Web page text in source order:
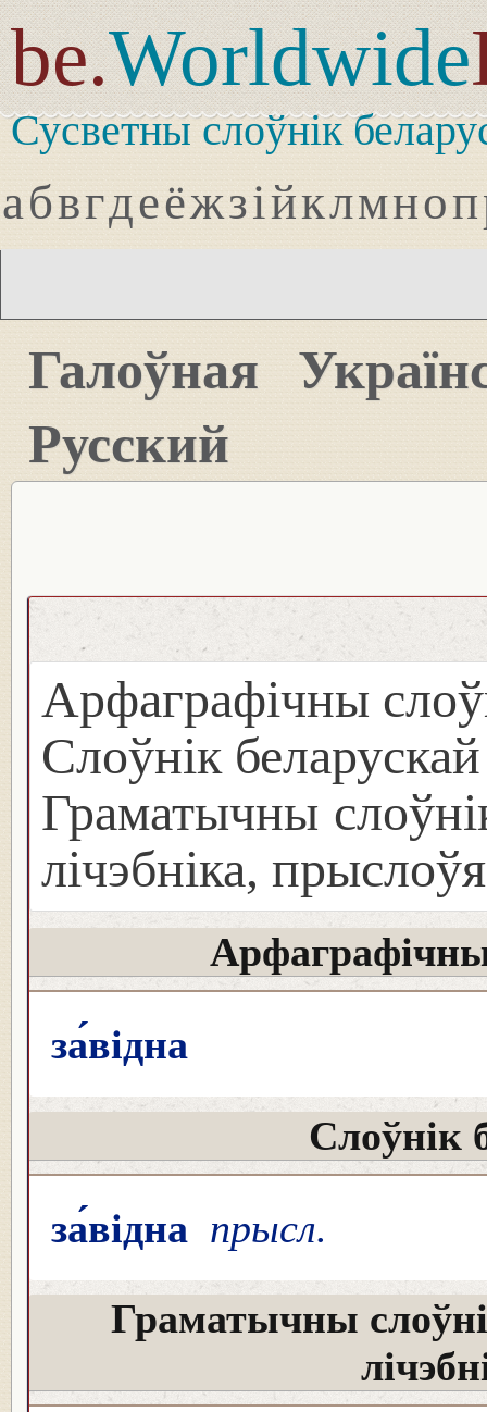
be.Worldwide
Сусветны слоўнік
абвгдеёжзійклмноп
Галоўная
Русский
Арфаграфічны
Слоўнік
Граматычны
лічэбніка, прыслоўя
за́відна
Слоўнік
за́відна прысл.
Граматычны